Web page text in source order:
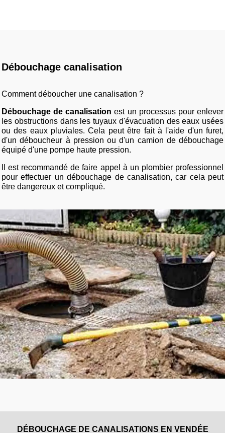
Débouchage canalisation
Comment déboucher une canalisation ?
Débouchage de canalisation est un processus pour enlever
les obstructions dans les tuyaux d'évacuation des eaux usées
ou des eaux pluviales. Cela peut être fait à l'aide d'un furet,
d'un déboucheur à pression ou d'un camion de débouchage
équipé d'une pompe haute pression.
Il est recommandé de faire appel à un plombier professionnel
pour effectuer un débouchage de canalisation, car cela peut
être dangereux et compliqué.
DÉBOUCHAGE DE CANALISATIONS EN VENDÉE